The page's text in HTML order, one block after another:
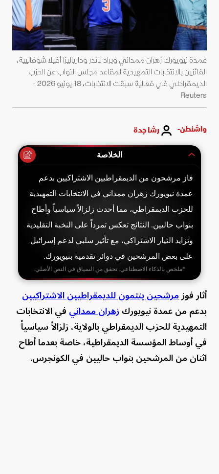
عمدة نيويورك زهران ممداني وبراد لاندر ودارياليزا أفيلا شوفاليية،
الفائزين بالانتخابات التمهيدية لمقاعد مجلس النواب عن الحزب
الديمقراطي في فعالية سبقت الانتخابات، 18 يونيو 2026 -
Reuters
واشنطن- رشا جدة
الخلاصة
فاز مرشحون من الديمقراطيين الاشتراكيين بدعم
عمدة نيويورك زهران ممداني في الانتخابات التمهيدية
للحزب الديمقراطي، مما أحدث زلزالاً سياسياً وأطاح
بنواب حاليين. النتائج تعكس تمرداً على النخبة التقليدية
وتزايد التيار الاشتراكي، مع تأثير سلبي لدعم إسرائيل
على بعض المرشحين في دوائر تقدمية بنيويورك.
*ملخص بالذكاء الاصطناعي. تحقق من السياق في النص الأصلي.
أثار فوزمرشحين ينتمون للديمقراطيين الاشتراكيين
بدعم من عمدة نيويوركزهران ممدانيفي الانتخابات
التمهيدية للحزب الديمقراطي بالولاية، زلزالاً سياسياً
في أوساط المؤسسة الديمقراطية، خاصة بعدما أطاح
اثنان من المرشحين بنواب حاليين في الكونجرس.